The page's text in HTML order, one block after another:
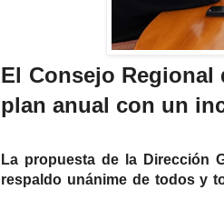
El Consejo Regional
plan anual con un
La propuesta de la Dirección
respaldo unánime de todos y